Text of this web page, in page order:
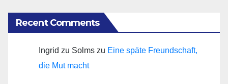
Recent Comments
Ingrid zu Solms zu Eine späte Freundschaft,
die Mut macht